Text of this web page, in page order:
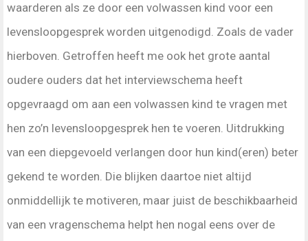
waarderen als ze door een volwassen kind voor een
levensloopgesprek worden uitgenodigd. Zoals de vader
hierboven. Getroffen heeft me ook het grote aantal
oudere ouders dat het interviewschema heeft
opgevraagd om aan een volwassen kind te vragen met
hen zo’n levensloopgesprek hen te voeren. Uitdrukking
van een diepgevoeld verlangen door hun kind(eren) beter
gekend te worden. Die blijken daartoe niet altijd
onmiddellijk te motiveren, maar juist de beschikbaarheid
van een vragenschema helpt hen nogal eens over de